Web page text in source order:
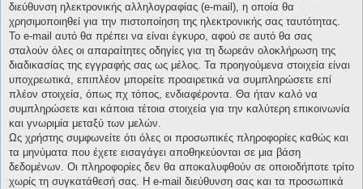
διεύθυνση ηλεκτρονικής αλληλογραφίας (e-mail), η οποία θα
χρησιμοποιηθεί για την πιστοποίηση της ηλεκτρονικής σας ταυτότητας.
Το e-mail αυτό θα πρέπει να είναι έγκυρο, αφού σε αυτό θα σας
σταλούν όλες οι απαραίτητες οδηγίες για τη δωρεάν ολοκλήρωση της
διαδικασίας της εγγραφής σας ως μέλος. Τα προηγούμενα στοιχεία είναι
υποχρεωτικά, επιπλέον μπορείτε προαιρετικά να συμπληρώσετε επί
πλέον στοιχεία, όπως πχ τόπος, ενδιαφέροντα. Θα ήταν καλό να
συμπληρώσετε και κάποια τέτοια στοιχεία για την καλύτερη επικοινωνία
και γνωριμία μεταξύ των μελών.
Ως χρήστης συμφωνείτε ότι όλες οι προσωπικές πληροφορίες καθώς και
τα μηνύματα που έχετε εισαγάγει αποθηκεύονται σε μια βάση
δεδομένων. Οι πληροφορίες δεν θα αποκαλυφθούν σε οποιοδήποτε τρίτο
χωρίς τη συγκατάθεσή σας. Η e-mail διεύθυνση σας και τα προσωπικά